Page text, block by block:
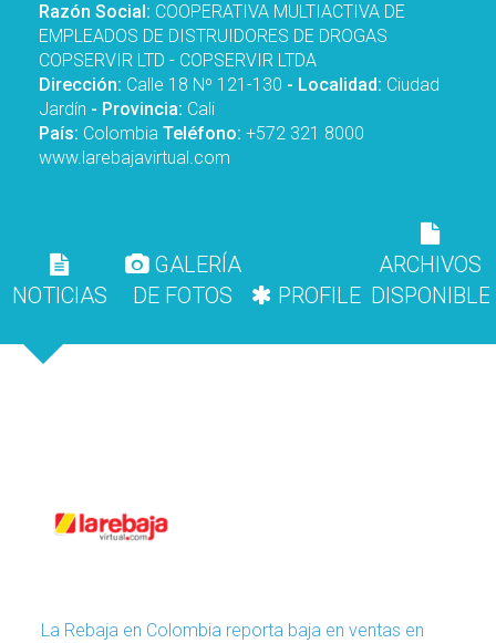
Razón Social: COOPERATIVA MULTIACTIVA DE
EMPLEADOS DE DISTRUIDORES DE DROGAS
COPSERVIR LTD - COPSERVIR LTDA
Dirección: Calle 18 Nº 121-130 - Localidad: Ciudad
Jardín - Provincia: Cali
País: Colombia Teléfono:+572 321 8000
www.larebajavirtual.com
NOTICIAS
GALERÍA
DE FOTOS
PROFILE
ARCHIVOS
La Rebaja en Colombia reporta baja en ventas en